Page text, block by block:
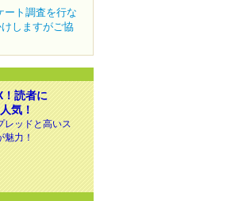
ート調査を行な
しますがご協
！読者に
気！
レッドと高いス
魅力！